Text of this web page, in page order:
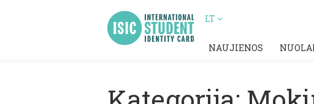
LT
NAUJIENOS